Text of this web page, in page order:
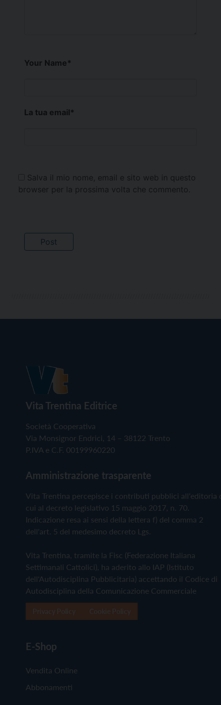
Your Name*
La tua email*
Salva il mio nome, email e sito web in questo
browser per la prossima volta che commento.
Vita Trentina Editrice
Società Cooperativa
Via Monsignor Endrici, 14 – 38122 Trento
P.IVA e C.F. 00199960220
Amministrazione trasparente
Vita Trentina percepisce i contributi pubblici all'editoria
cui al decreto legislativo 15 maggio 2017, n. 70.
Indicazione resa ai sensi della lettera f) del comma 2
dell'art. 5 del medesimo decreto Lgs.
Vita Trentina, tramite la Fisc (Federazione Italiana
Settimanali Cattolici), ha aderito allo IAP (Istituto
dell'Autodisciplina Pubblicitaria) accettando il Codice di
Autodisciplina della Comunicazione Commerciale
E-Shop
Vendita Online
Abbonamenti